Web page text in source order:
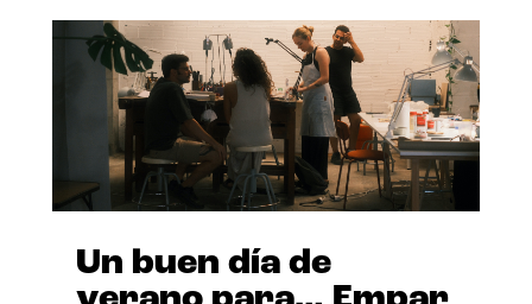
Un buen día de